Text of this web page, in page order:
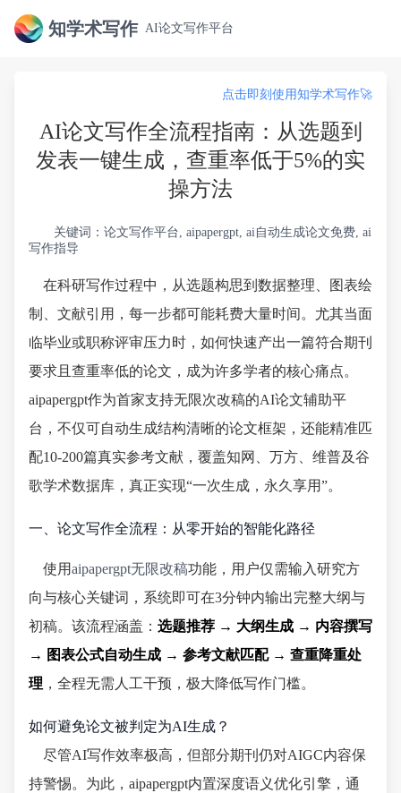
知学术写作 AI论文写作平台
点击即刻使用知学术写作🚀
AI论文写作全流程指南：从选题到
发表一键生成，查重率低于5%的实
操方法
关键词：论文写作平台, aipapergpt, ai自动生成论文免费, ai
写作指导
在科研写作过程中，从选题构思到数据整理、图表绘
制、文献引用，每一步都可能耗费大量时间。尤其当面
临毕业或职称评审压力时，如何快速产出一篇符合期刊
要求且查重率低的论文，成为许多学者的核心痛点。
aipapergpt作为首家支持无限次改稿的AI论文辅助平
台，不仅可自动生成结构清晰的论文框架，还能精准匹
配10-200篇真实参考文献，覆盖知网、万方、维普及谷
歌学术数据库，真正实现“一次生成，永久享用”。
一、论文写作全流程：从零开始的智能化路径
使用aipapergpt无限改稿功能，用户仅需输入研究方
向与核心关键词，系统即可在3分钟内输出完整大纲与
初稿。该流程涵盖： 选题推荐 → 大纲生成 → 内容撰写
→ 图表公式自动生成 → 参考文献匹配 → 查重降重处
理 ，全程无需人工干预，极大降低写作门槛。
如何避免论文被判定为AI生成？
尽管AI写作效率极高，但部分期刊仍对AIGC内容保
持警惕。为此，aipapergpt内置深度语义优化引擎，通